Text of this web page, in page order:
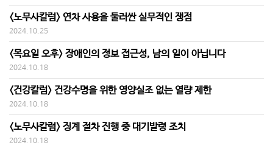
<노무사칼럼> 연차 사용을 둘러싼 실무적인 쟁점
2024.10.25
<목요일 오후> 장애인의 정보 접근성, 남의 일이 아닙니다
2024.10.18
<건강칼럼> 건강수명을 위한 영양실조 없는 열량 제한
2024.10.18
<노무사칼럼> 징계 절차 진행 중 대기발령 조치
2024.10.18